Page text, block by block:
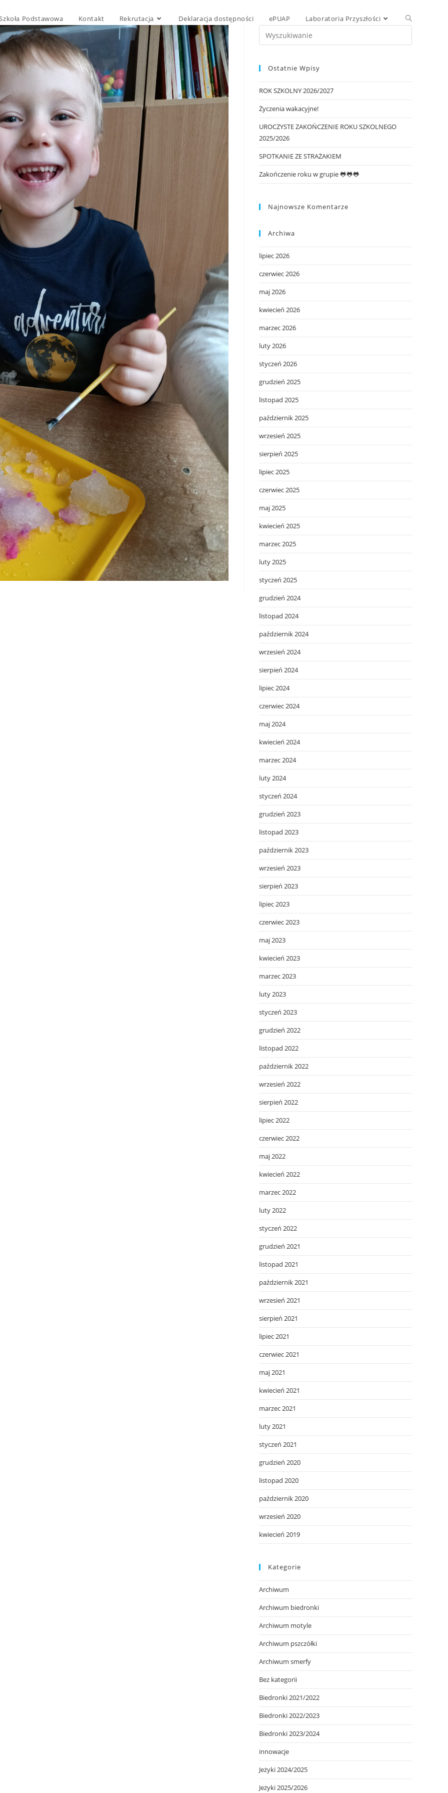
Podstawowa Kontakt Rekrutacja Deklaracja dostępności ePUAP Laboratoria Przyszłości
Ostatnie Wpisy
ROK SZKOLNY 2026/2027
Życzenia wakacyjne!
UROCZYSTE ZAKOŃCZENIE ROKU SZKOLNEGO
2025/2026
SPOTKANIE ZE STRAŻAKIEM
Zakończenie roku w grupie 🐸🐸🐸
Najnowsze Komentarze
Archiwa
lipiec 2026
czerwiec 2026
maj 2026
kwiecień 2026
marzec 2026
luty 2026
styczeń 2026
grudzień 2025
listopad 2025
październik 2025
wrzesień 2025
sierpień 2025
lipiec 2025
czerwiec 2025
maj 2025
kwiecień 2025
marzec 2025
luty 2025
styczeń 2025
grudzień 2024
listopad 2024
październik 2024
wrzesień 2024
sierpień 2024
lipiec 2024
czerwiec 2024
maj 2024
kwiecień 2024
marzec 2024
luty 2024
styczeń 2024
grudzień 2023
listopad 2023
październik 2023
wrzesień 2023
sierpień 2023
lipiec 2023
czerwiec 2023
maj 2023
kwiecień 2023
marzec 2023
luty 2023
styczeń 2023
grudzień 2022
listopad 2022
październik 2022
wrzesień 2022
sierpień 2022
lipiec 2022
czerwiec 2022
maj 2022
kwiecień 2022
marzec 2022
luty 2022
styczeń 2022
grudzień 2021
listopad 2021
październik 2021
wrzesień 2021
sierpień 2021
lipiec 2021
czerwiec 2021
maj 2021
kwiecień 2021
marzec 2021
luty 2021
styczeń 2021
grudzień 2020
listopad 2020
październik 2020
wrzesień 2020
kwiecień 2019
Kategorie
Archiwum
Archiwum biedronki
Archiwum motyle
Archiwum pszczółki
Archiwum smerfy
Bez kategorii
Biedronki 2021/2022
Biedronki 2022/2023
Biedronki 2023/2024
innowacje
Jeżyki 2024/2025
Jeżyki 2025/2026